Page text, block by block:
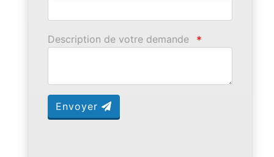
Description de votre demande *
Envoyer